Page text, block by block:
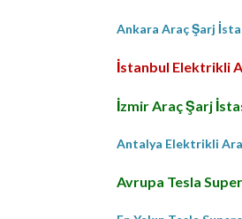
Ankara Araç Şarj
İstanbul Elektrikli
İzmir Araç Şarj
Antalya Elektrikli
Avrupa Tesla